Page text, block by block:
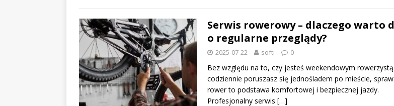
Serwis rowerowy – dlaczego warto
o regularne przeglądy?
2025-07-22 softi 0
Bez względu na to, czy jesteś weekendowym
codziennie poruszasz się jednośladem po mieście,
rower to podstawa komfortowej i bezpiecznej jazdy.
Profesjonalny serwis […]